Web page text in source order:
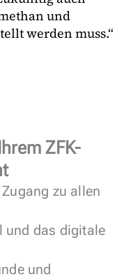
und
werden muss.“
ZFK-
zu allen
und das digitale
und